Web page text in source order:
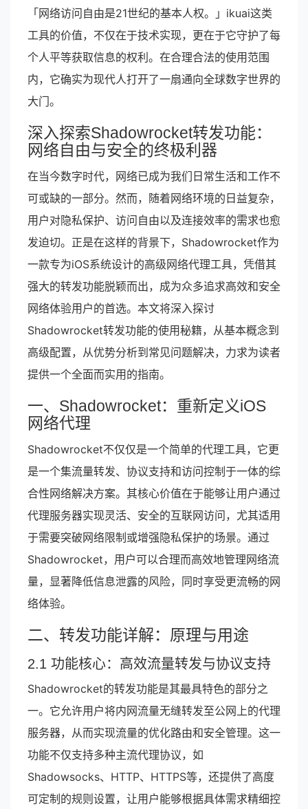
「网络访问自由是21世纪的基本人权。」ikuai这类
工具的价值，不仅在于技术实现，更在于它守护了每
个人平等获取信息的权利。在合理合法的使用范围
内，它确实为现代人打开了一扇通向全球数字世界的
大门。
深入探索Shadowrocket转发功能：
网络自由与安全的终极利器
在当今数字时代，网络已成为我们日常生活和工作不
可或缺的一部分。然而，随着网络环境的日益复杂，
用户对隐私保护、访问自由以及连接效率的需求也愈
发迫切。正是在这样的背景下，Shadowrocket作为
一款专为iOS系统设计的高级网络代理工具，凭借其
强大的转发功能脱颖而出，成为众多追求高效和安全
网络体验用户的首选。本文将深入探讨
Shadowrocket转发功能的使用秘籍，从基本概念到
高级配置，从优势分析到常见问题解决，力求为读者
提供一个全面而实用的指南。
一、Shadowrocket：重新定义iOS
网络代理
Shadowrocket不仅仅是一个简单的代理工具，它更
是一个集流量转发、协议支持和访问控制于一体的综
合性网络解决方案。其核心价值在于能够让用户通过
代理服务器实现灵活、安全的互联网访问，尤其适用
于需要突破网络限制或增强隐私保护的场景。通过
Shadowrocket，用户可以合理而高效地管理网络流
量，显著降低信息泄露的风险，同时享受更流畅的网
络体验。
二、转发功能详解：原理与用途
2.1 功能核心：高效流量转发与协议支持
Shadowrocket的转发功能是其最具特色的部分之
一。它允许用户将内网流量无缝转发至公网上的代理
服务器，从而实现流量的优化路由和安全管理。这一
功能不仅支持多种主流代理协议，如
Shadowsocks、HTTP、HTTPS等，还提供了高度
可定制的规则设置，让用户能够根据具体需求精细控